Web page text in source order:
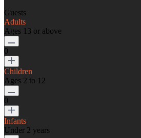
Guests
Adults
Ages 13 or above
0
Children
Ages 2 to 12
0
Infants
Under 2 years